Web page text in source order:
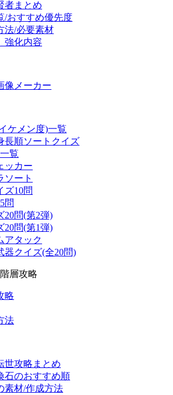
者まとめ
/おすすめ優先度
法/必要素材
強化内容
像メーカー
ケメン度)一覧
長順ソートクイズ
覧
ッカー
ソート
ズ10問
問
20問(第2弾)
20問(第1弾)
アタック
器クイズ(全20問)
層攻略
略
法
世攻略まとめ
石のおすすめ順
素材/作成方法